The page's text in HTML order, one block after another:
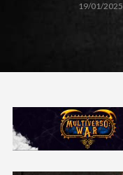
19/01/2025